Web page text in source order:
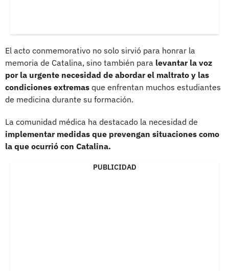
El acto conmemorativo no solo sirvió para honrar la
memoria de Catalina, sino también para levantar la voz
por la urgente necesidad de abordar el maltrato y las
condiciones extremas que enfrentan muchos estudiantes
de medicina durante su formación.
La comunidad médica ha destacado la necesidad de
implementar medidas que prevengan situaciones como
la que ocurrió con Catalina.
PUBLICIDAD